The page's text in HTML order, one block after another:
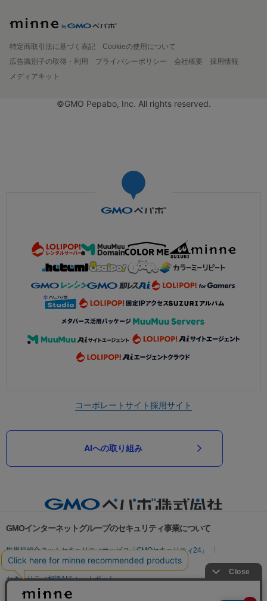
特定商取引法に基づく表記
Cookieの使用について
広告識別子の取得・利用
プライバシーポリシー 会社概要
採用情報
メディアキット
©GMO Pepabo, Inc. All rights reserved.
コーポレートサイト採用サイト
AIへの取り組み
GMOインターネットグループのセキュリティ事業について
世界初総合ネットセキュリティサービス「GMOセキュリティ24」
パスワード漏洩診断
Webサイトリスク診断
セキュリティ相談AIチャットボット
実在証明・盗聴対策